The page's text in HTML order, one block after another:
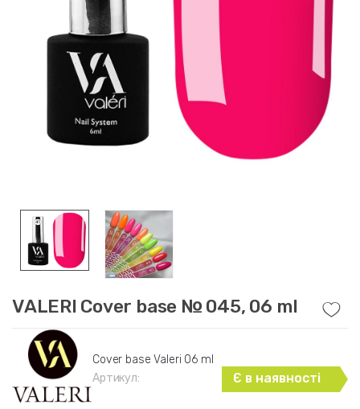
VALERI Cover base № 045, 06 ml
Cover base Valeri 06 ml
Артикул:
Є в наявності